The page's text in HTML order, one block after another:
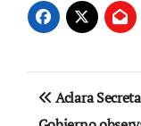
Aclara